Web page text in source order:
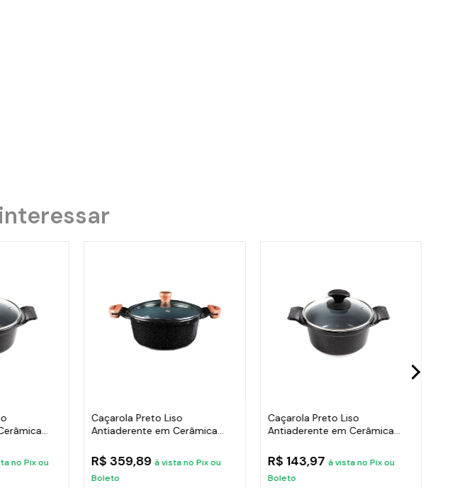
no Pix ou
Caçarola Preto Liso
Antiaderente em Cerâmica
R$ 359,89à vista no Pix ou
Boleto
Caçarola Preto Liso
Antiaderente em Cerâmica
R$ 143,97 à vista no Pix ou
Boleto